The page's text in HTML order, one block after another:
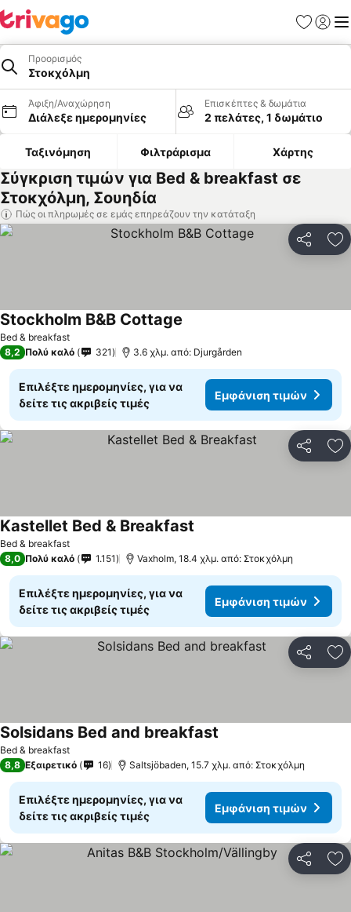
Προορισμός
Στοκχόλμη
Άφιξη/Αναχώρηση
Διάλεξε ημερομηνίες
Επισκέπτες & δωμάτια
2 πελάτες, 1 δωμάτιο
Ταξινόμηση Φιλτράρισμα Χάρτης
Σύγκριση τιμών για Bed & breakfast σε
Στοκχόλμη, Σουηδία
Πώς οι πληρωμές σε εμάς επηρεάζουν την κατάταξη
Bed & breakfast
Stockholm B&B Cottage
8,2 Πολύ καλό 321 3.6 χλμ. από: Djurgården
Επιλέξτε ημερομηνίες, για να
δείτε τις ακριβείς τιμές
Εμφάνιση τιμών
Bed & breakfast
Kastellet Bed & Breakfast
8,0 Πολύ καλό 1.151 Vaxholm, 18.4 χλμ. από: Στοκχόλμη
Επιλέξτε ημερομηνίες, για να
δείτε τις ακριβείς τιμές
Εμφάνιση τιμών
Bed & breakfast
Solsidans Bed and breakfast
8,8 Εξαιρετικό 16 Saltsjöbaden, 15.7 χλμ. από: Στοκχόλμη
Επιλέξτε ημερομηνίες, για να
δείτε τις ακριβείς τιμές
Εμφάνιση τιμών